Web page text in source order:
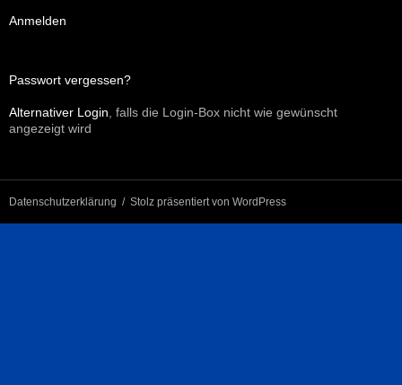
Anmelden
Passwort vergessen?
Alternativer Login , falls die Login-Box nicht wie gewünscht
angezeigt wird
Datenschutzerklärung Stolz präsentiert von WordPress